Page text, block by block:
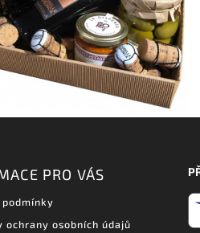
PRO VÁS
podmínky
ochrany osobních údajů